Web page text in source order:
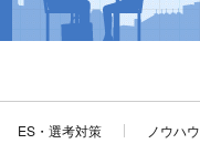
ES・選考対策
ノウハウ